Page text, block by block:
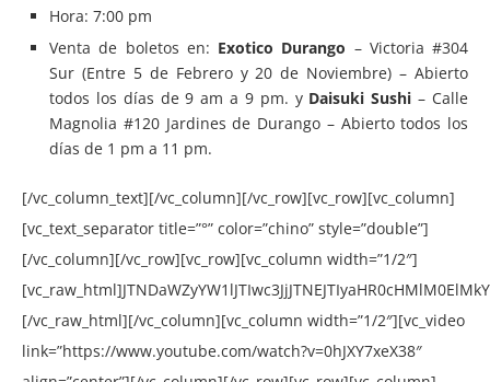
Hora: 7:00 pm
Venta de boletos en: Exotico Durango – Victoria #304
Sur (Entre 5 de Febrero y 20 de Noviembre) – Abierto
todos los días de 9 am a 9 pm. y Daisuki Sushi – Calle
Magnolia #120 Jardines de Durango – Abierto todos los
días de 1 pm a 11 pm.
[/vc_column_text][/vc_column][/vc_row][vc_row][vc_column]
[vc_text_separator title=”°” color=”chino” style=”double”]
[/vc_column][/vc_row][vc_row][vc_column width=”1/2″]
[/vc_raw_html][/vc_column][vc_column width=”1/2″][vc_video
link=”https://www.youtube.com/watch?v=0hJXY7xeX38″